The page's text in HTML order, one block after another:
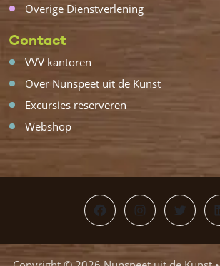
Overige Dienstverlening
Contact
VVV kantoren
Over Nunspeet uit de Kunst
Excursies reserveren
Webshop
FacebookInstagram